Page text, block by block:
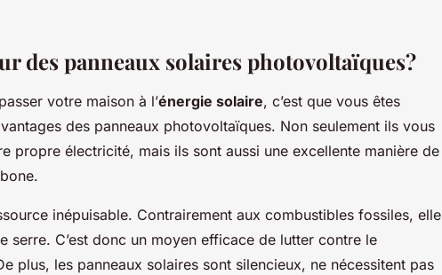
des panneaux solaires photovoltaïques?
votre maison à l’énergie solaire, c’est que vous êtes
des panneaux photovoltaïques. Non seulement ils vous
propre électricité, mais ils sont aussi une excellente manière de
inépuisable. Contrairement aux combustibles fossiles, elle
serre. C’est donc un moyen efficace de lutter contre le
plus, les panneaux solaires sont silencieux, ne nécessitent pas